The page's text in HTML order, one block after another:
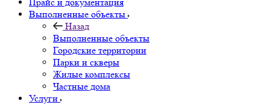
Выполненные объекты
Назад
Выполненные объекты
Городские территории
Парки и скверы
Жилые комплексы
Частные дома
Услуги